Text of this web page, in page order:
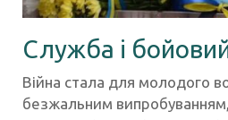
Служба і
Війна стала для молодого
безжальним